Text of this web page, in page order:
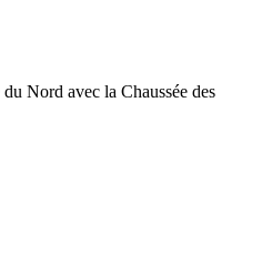
Nord avec la Chaussée des